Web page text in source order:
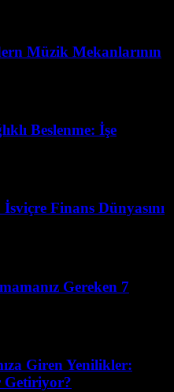
Müzik Mekanlarının
Beslenme: İşe
Finans Dünyasını
Gereken 7
Giren Yenilikler:
Getiriyor?